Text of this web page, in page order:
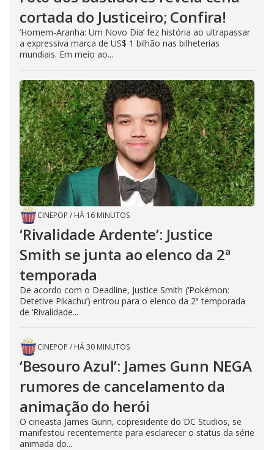
cortada do Justiceiro; Confira!
‘Homem-Aranha: Um Novo Dia’ fez história ao ultrapassar
a expressiva marca de US$ 1 bilhão nas bilheterias
mundiais. Em meio ao...
CINEPOP / HÁ 16 MINUTOS
‘Rivalidade Ardente’: Justice
Smith se junta ao elenco da 2ª
temporada
De acordo com o Deadline, Justice Smith (‘Pokémon:
Detetive Pikachu’) entrou para o elenco da 2ª temporada
de ‘Rivalidade...
CINEPOP / HÁ 30 MINUTOS
‘Besouro Azul’: James Gunn NEGA
rumores de cancelamento da
animação do herói
O cineasta James Gunn, copresidente do DC Studios, se
manifestou recentemente para esclarecer o status da série
animada do...